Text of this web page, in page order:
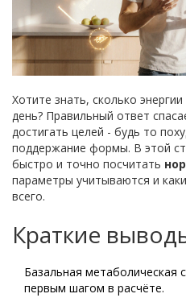
Хотите знать, сколько
день? Правильный ответ
достигать целей - будь то
поддержание формы. В этой
быстро и точно посчитать
параметры учитываются и
всего.
Краткие
Базальная метаболическая
первым шагом в расчёте.